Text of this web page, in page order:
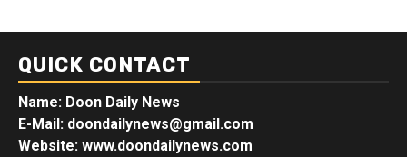
QUICK CONTACT
Name: Doon Daily News
E-Mail: doondailynews@gmail.com
Website: www.doondailynews.com